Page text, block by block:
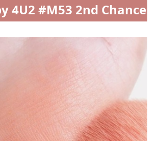
4U2 #M53 2nd Chance